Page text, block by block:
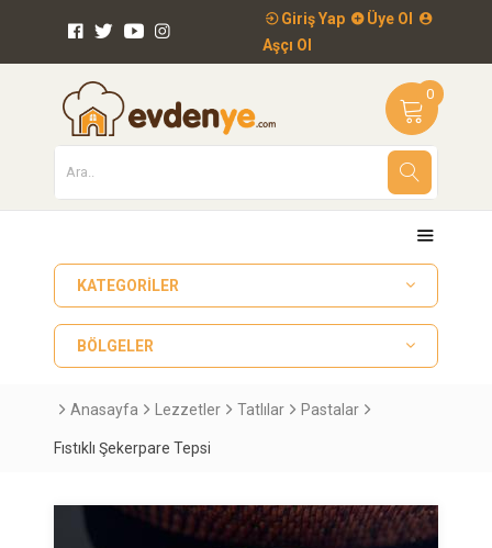
Giriş Yap
Üye Ol
Aşçı Ol
0
KATEGORILER
BÖLGELER
Anasayfa Lezzetler Tatlılar Pastalar
Fıstıklı Şekerpare Tepsi